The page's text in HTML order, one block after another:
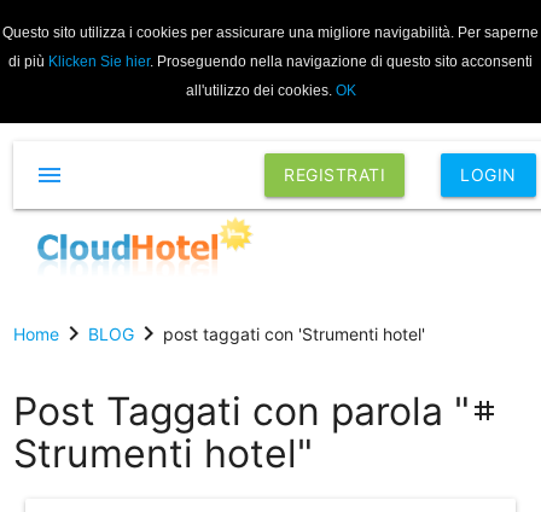
Questo sito utilizza i cookies per assicurare una migliore navigabilità. Per saperne
di più Klicken Sie hier. Proseguendo nella navigazione di questo sito acconsenti
all'utilizzo dei cookies. OK
REGISTRATI LOGIN
menu
Homechevron_right BLOGchevron_right post taggati con 'Strumenti hotel'
Post Taggati con parola " tag
Strumenti hotel"